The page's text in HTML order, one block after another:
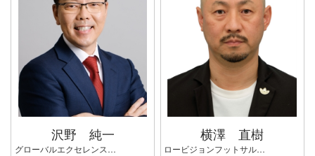
沢野 純一
グローバルエクセレンス合同会社 代表 海外ビジネス拡大支援×グローバルリーダー育成コンサルタント 肩書：グローバル仕事人Navigator 資格：MBA(米国Phoenix大学), 通関士、宅建士 BMIA認定コンサルタント、認定M＆Aシニアエキスパート、 認定IPOプロフェッショナル、異文化コミュニケーション学会会員 書籍「インバウンド対応の悩みをゼロにするグローバル人材育成の教科書」つた書房
横澤 直樹
ロービジョンフットサル日本代表監督 デウソン神戸ロービジョンフットサルチーム代表者